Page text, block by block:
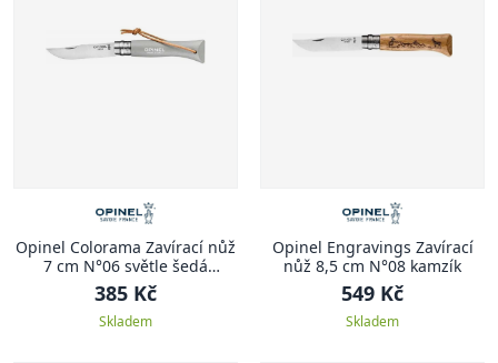
Opinel Colorama Zavírací nůž
7 cm N°06 světle šedá
COLORAMA
385 Kč
Skladem
Opinel Engravings Zavírací
nůž 8,5 cm N°08 kamzík
549 Kč
Skladem